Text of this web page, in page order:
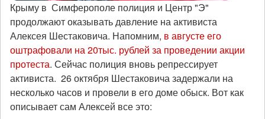
Крыму в Симферополе полиция и Центр "Э"
продолжают оказывать давление на активиста
Алексея Шестаковича. Напомним, в августе его
оштрафовали на 20тыс. рублей за проведении акции
протеста. Сейчас полиция вновь репрессирует
активиста. 26 октября Шестаковича задержали на
несколько часов и провели в его доме обыск. Вот как
описывает сам Алексей все это: